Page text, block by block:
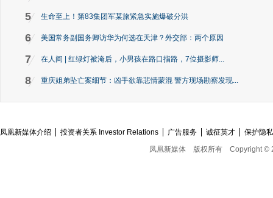
5 生命至上！第83集团军某旅紧急实施爆破分洪
6 美国常务副国务卿访华为何选在天津？外交部：两个原因
7 在人间 | 红绿灯被淹后，小男孩在路口指路，7位摄影师...
8 重庆姐弟坠亡案细节：凶手欲靠悲情蒙混 警方现场勘察发现...
凤凰新媒体介绍 投资者关系 Investor Relations 广告服务 诚征英才
保护隐
凤凰新媒体
版权所有 Copyright ©